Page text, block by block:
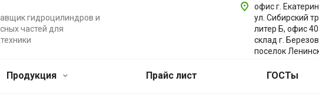
гидроцилиндров и
частей для
офис г.
ул. Сибирский
литер Б, офис
склад г.
поселок
Продукция Прайс лист ГОСТы